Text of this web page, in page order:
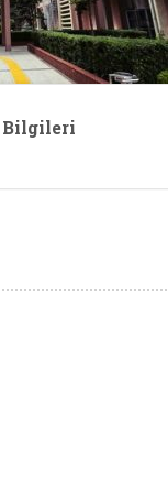
Bilgileri